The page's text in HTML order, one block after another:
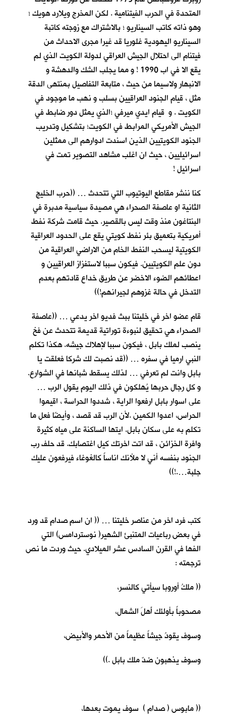
المتحدة في الحرب الفيتنامية . لكن المخرج ويلارد هويك ؛
وهو ذاته كاتب السيناريو ؛ بالاشتراك مع زوجته كاتبة
السيناريو اليهودية غلوريا قد غيرا مجرى الاحداث من
فيتنام الى احتلال الجيش العراقي لدولة الكويت الذي لم
يقع الا في اب 1990 ! و مما يجلب الشك والدهشة و
الانبهار ولاسيما من حيث ، متابعة التفاصيل بمنتهى الدقة
مثل ، قيام الجنود العراقيين بسلب و نهب ما موجود في
الكويت . و قيام ايدي ميرفي ؛الذي يمثل دور ضابط في
الجيش الأمريكي المرابط في الكويت؛ بتشكيل وتدريب
الجنود الكويتيين الذين اسندت ادوارهم الى ممثلين
اسرائيليين ، حيث ان اغلب مشاهد التصوير تمت في
اسرائيل !
كنا ننشر مقاطع اليوتيوب التي تتحدث … ((حرب الخليج
الثانية او عاصفة الصحراء هي مصيدة سياسية مدبرة في
البنتاغون منذ وقت ليس بالقصير. حيث قامت شركة نفط
أمريكية بتعميق بئر نفط كويتي يقع على الحدود العراقية
الكويتية ليسحب النفط الخام من الاراضي العراقية من
دون علم الكويتيين. فيكون سببا لاستفزاز العراقيين و
اعطائهم الضوء الاخضر عن طريق خداع قادتهم بعدم
التدخل في حالة غزوهم لجيرانهم!))
قام عضو اخر في خليتنا ببث فديو اخر يدعي … ((عاصفة
الصحراء هي تحقيق لنبوءة توراتية قديمة تتحدث عن فخ
ينصب لملك بابل ، فيكون سببا لإهلاك جيشه. هكذا تكلم
النبي ارميا في سفره … ((قد نصبت لك شركا فعلقت يا
بابل وانت لم تعرفي … لذلك يسقط شبانها في الشوارع.
و كل رجال حربها يُهلكون في ذلك اليوم يقول الرب …
على اسوار بابل ارفعوا الراية ، شددوا الحراسة ، اقيموا
الحراس، اعدوا الكمين .لأن الرب قد قصد ، وأيضًا فعل ما
تكلم به على سكان بابل. ايتها الساكنة على مياه كثيرة
وافرة الخزائن ، قد اتت اخرتك كيل اغتصابك. قد حلف رب
الجنود بنفسه أني لا ملأنك اناساً كالغوغاء فيرفعون عليك
جلبة….!))
كتب فرد اخر من عناصر خليتنا … (( ان اسم صدام قد ورد
في بعض رباعيات المتنبئ الشهير( نوستردامس) التي
الفها في القرن السادس عشر الميلادي. حيث وردت ما نص
ترجمته :
(( ملكُ أوروبا سيأتي كالنسر،
مصحوباً بأولئك أَهلَ الشمال،
وسوف يقودُ جيشاً عظيماً من الأحمر والأبيض،
وسوف يذهبون ضدّ ملك بابل .))
(( مابوس ( صدام ) سوف يموت بعدها،